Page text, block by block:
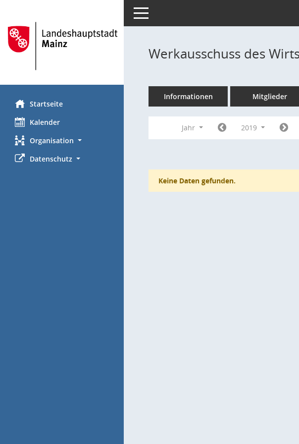
Startseite
Kalender
Organisation
Datenschutz
Toggle navigation
Werkausschuss des
Informationen Mitglieder
Jahr 2019
Keine Daten gefunden.